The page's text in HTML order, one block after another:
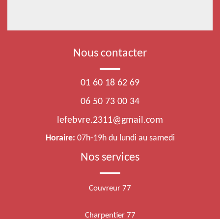
Nous contacter
01 60 18 62 69
06 50 73 00 34
lefebvre.2311@gmail.com
Horaire: 07h-19h du lundi au samedi
Nos services
Couvreur 77
Charpentier 77